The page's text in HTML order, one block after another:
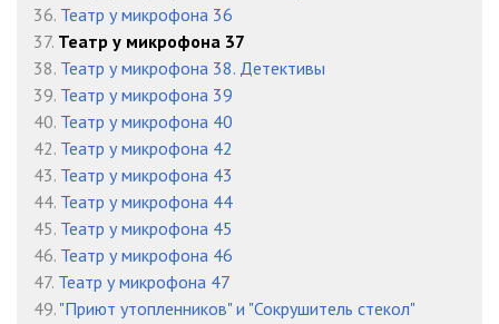
A05_2
A05_creators
БЕГУЩАЯ ПО ВОЛНАМ
A. Grin Begushaja po volnam 01
A. Grin Begushaja po volnam 02
A. Grin Begushaja po volnam 03
A. Grin Begushaja po volnam 04
БЕЗ КРЕСТА
36. Театр у микрофона 36
37. Театр у микрофона 37
38. Театр у микрофона 38. Детективы
39. Театр у микрофона 39
40. Театр у микрофона 40
42. Театр у микрофона 42
43. Театр у микрофона 43
44. Театр у микрофона 44
45. Театр у микрофона 45
46. Театр у микрофона 46
47. Театр у микрофона 47
49. "Приют утопленников" и "Сокрушитель стекол"